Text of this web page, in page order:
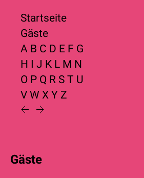
Startseite
Gäste
A B C D E F G
H I J K L M N
O P Q R S T U
V W X Y Z
Gäste